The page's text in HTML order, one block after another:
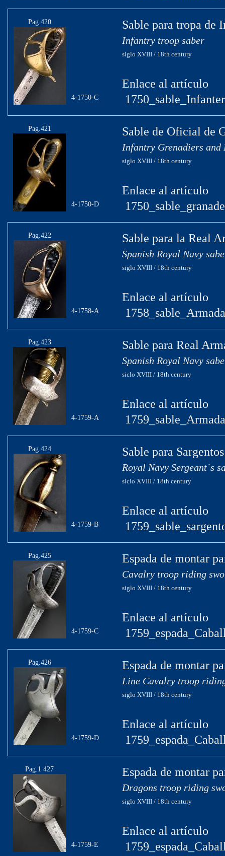
Pag.420
4-1750-C
Sable para tropa de
Infantry troop saber
siglo XVIII / 18th century
Enlace al artículo
Pag.421
4-1750-D
Sable de Oficial de
Infantry Grenadiers and
siglo XVIII / 18th century
Enlace al artículo
Pag.422
4-1758-A
Sable para la Real
Spanish Royal Navy
siglo XVIII / 18th century
Enlace al artículo
Pag.423
4-1759-A
Sable para Real
Spanish Royal Navy
siclo XVIII / 18th century
Enlace al artículo
Pag.424
4-1759-B
Sable para
Royal Navy Sergeant´s
siclo XVIII / 18th century
Enlace al artículo
Pag.425
4-1759-C
Espada de montar
Cavalry troop riding
siglo XVIII / 18th century
Enlace al artículo
Pag.426
4-1759-D
Espada de montar
Line Cavalry troop
siglo XVIII / 18th century
Enlace al artículo
Pag.1 427
4-1759-E
Espada de montar
Dragons troop riding
siglo XVIII / 18th century
Enlace al artículo